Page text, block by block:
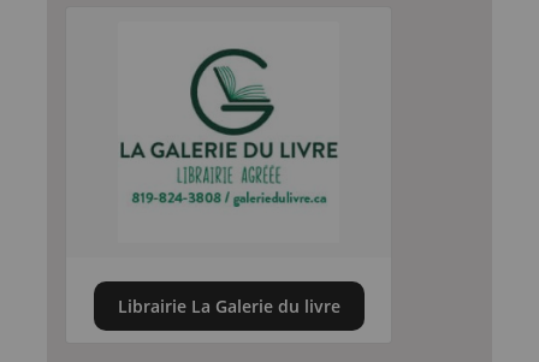
Librairie La Galerie du livre